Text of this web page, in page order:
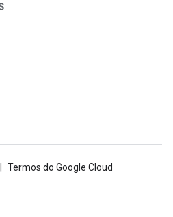
Termos do Google Cloud